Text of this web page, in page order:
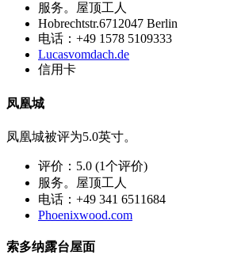
服务。屋顶工人
Hobrechtstr.6712047 Berlin
电话：+49 1578 5109333
Lucasvomdach.de
信用卡
凤凰城
凤凰城被评为5.0英寸。
评价：5.0 (1个评价)
服务。屋顶工人
电话：+49 341 6511684
Phoenixwood.com
索多纳露台屋面